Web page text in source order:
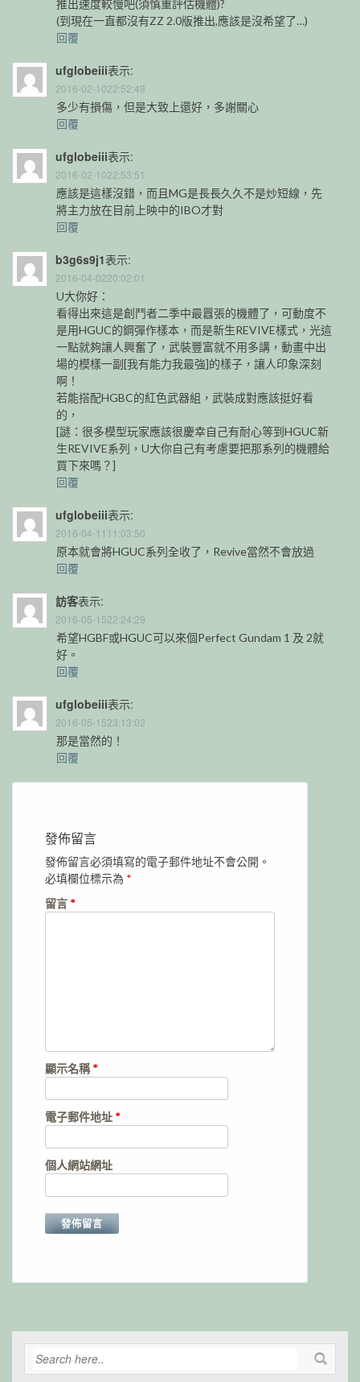
推出速度較慢吧(須慎重評估機體)?
(到現在一直都沒有ZZ 2.0版推出,應該是沒希望了…)
回覆
ufglobeiii表示:
2016-02-1022:52:49
多少有損傷，但是大致上還好，多謝關心
回覆
ufglobeiii表示:
2016-02-1022:53:51
應該是這樣沒錯，而且MG是長長久久不是炒短線，先
將主力放在目前上映中的IBO才對
回覆
b3g6s9j1表示:
2016-04-0220:02:01
U大你好：
看得出來這是創鬥者二季中最囂張的機體了，可動度不
是用HGUC的鋼彈作樣本，而是新生REVIVE樣式，光這
一點就夠讓人興奮了，武裝豐富就不用多講，動畫中出
場的模樣一副[我有能力我最強]的樣子，讓人印象深刻
啊！
若能搭配HGBC的紅色武器組，武裝成對應該挺好看
的，
[謎：很多模型玩家應該很慶幸自己有耐心等到HGUC新
生REVIVE系列，U大你自己有考慮要把那系列的機體給
買下來嗎？]
回覆
ufglobeiii表示:
2016-04-1111:03:50
原本就會將HGUC系列全收了，Revive當然不會放過
回覆
訪客表示:
2016-05-1522:24:29
希望HGBF或HGUC可以來個Perfect Gundam 1 及 2就
好。
回覆
ufglobeiii表示:
2016-05-1523:13:02
那是當然的！
回覆
發佈留言
發佈留言必須填寫的電子郵件地址不會公開。
必填欄位標示為 *
留言 *
顯示名稱*
電子郵件地址 *
個人網站網址